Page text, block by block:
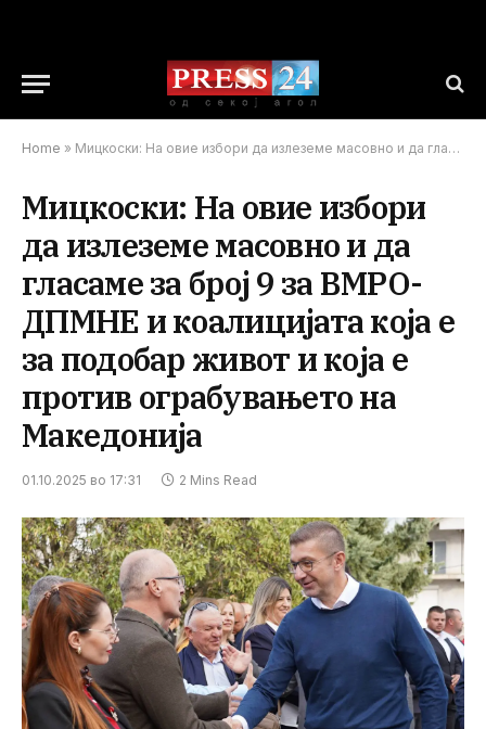
Home » Мицкоски: На овие избори да излеземе масовно и да гласаме за број 9 за ВМРО-ДПМНЕ и коалицијата која е за подобар живот и која е против ограбувањето на Македонија
Мицкоски: На овие избори
да излеземе масовно и да
гласаме за број 9 за ВМРО-
ДПМНЕ и коалицијата која е
за подобар живот и која е
против ограбувањето на
Македонија
01.10.2025 во 17:31 2 Mins Read